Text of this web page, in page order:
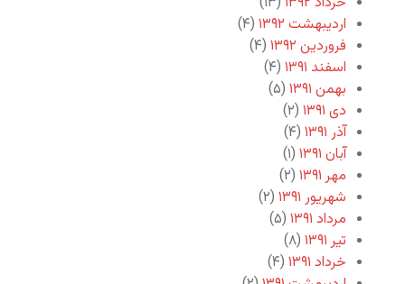
اردیبهشت ۱۳۹۲
(۴)
فروردین ۱۳۹۲
(۴)
اسفند ۱۳۹۱
(۴)
بهمن ۱۳۹۱
(۵)
دی ۱۳۹۱
(۲)
آذر ۱۳۹۱
(۴)
آبان ۱۳۹۱
(۱)
مهر ۱۳۹۱
(۲)
شهریور ۱۳۹۱
(۲)
مرداد ۱۳۹۱
(۵)
تیر ۱۳۹۱
(۸)
خرداد ۱۳۹۱
(۴)